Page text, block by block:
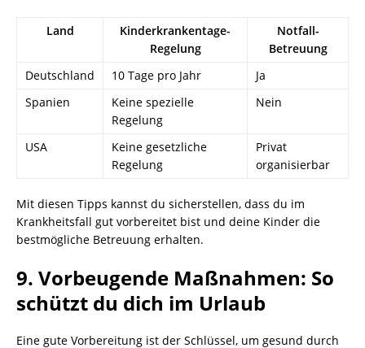
Land
Kinderkrankentage-
Regelung
Notfall-
Betreuung
Deutschland
10 Tage pro Jahr
Ja
Spanien
Keine spezielle
Regelung
Nein
USA
Keine gesetzliche
Regelung
Privat
organisierbar
Mit diesen Tipps kannst du sicherstellen, dass du im
Krankheitsfall gut vorbereitet bist und deine Kinder die
bestmögliche Betreuung erhalten.
9. Vorbeugende Maßnahmen: So
schützt du dich im Urlaub
Eine gute Vorbereitung ist der Schlüssel, um gesund durch